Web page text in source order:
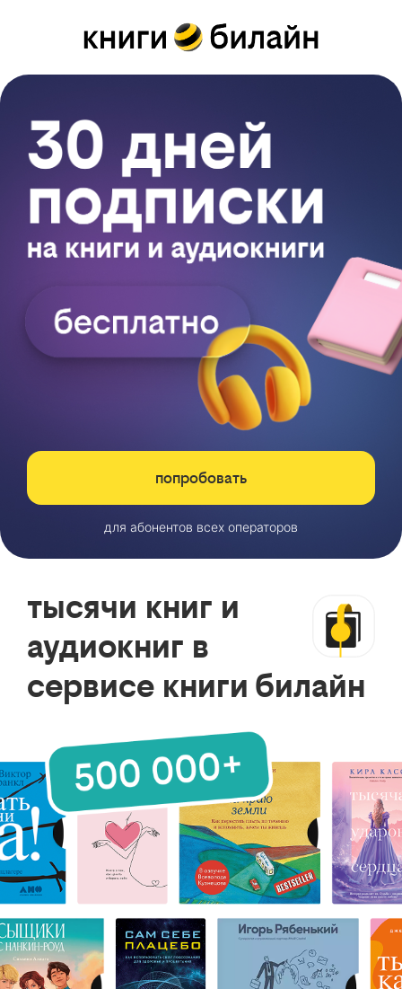
попробовать
для абонентов всех операторов
тысячи книг и
аудиокниг в
сервисе книги билайн